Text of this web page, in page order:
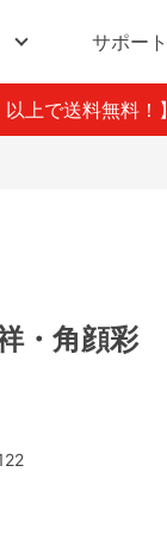
サポート
以上で送料無料！】
・角顔彩